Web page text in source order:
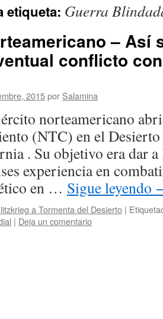
etiqueta: Guerra
– Así
conflicto
2015por Salamina
norteamericano
(NTC) en el
. Su objetivo era dar a
experiencia en
en … Sigue leyendo
a Tormenta del Desierto |
| Deja un comentario